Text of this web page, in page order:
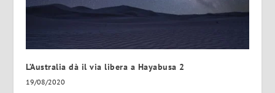
L’Australia dà il via libera a Hayabusa 2
19/08/2020